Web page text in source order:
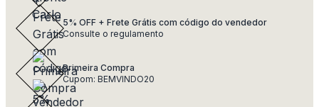
5% OFF + Frete Grátis com código do vendedor
Consulte o regulamento
Primeira Compra
Cupom: BEMVINDO20